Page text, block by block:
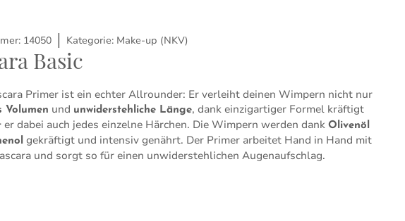
14050 Kategorie: Make-up (NKV)
Basic
Primer ist ein echter Allrounder: Er verleiht deinen Wimpern nicht nur
Volumen und unwiderstehliche Länge, dank einzigartiger Formel kräftigt
er dabei auch jedes einzelne Härchen. Die Wimpern werden dank Olivenöl
gekräftigt und intensiv genährt. Der Primer arbeitet Hand in Hand mit
und sorgt so für einen unwiderstehlichen Augenaufschlag.